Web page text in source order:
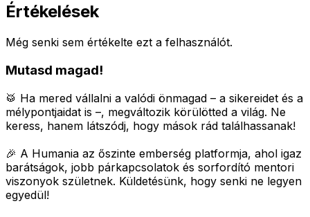
Értékelések
Még senki sem értékelte ezt a felhasználót.
Mutasd magad!
🥁 Ha mered vállalni a valódi önmagad – a sikereidet és a
mélypontjaidat is –, megváltozik körülötted a világ. Ne
keress, hanem látszódj, hogy mások rád találhassanak!
🎉 A Humania az őszinte emberség platformja, ahol igaz
barátságok, jobb párkapcsolatok és sorfordító mentori
viszonyok születnek. Küldetésünk, hogy senki ne legyen
egyedül!